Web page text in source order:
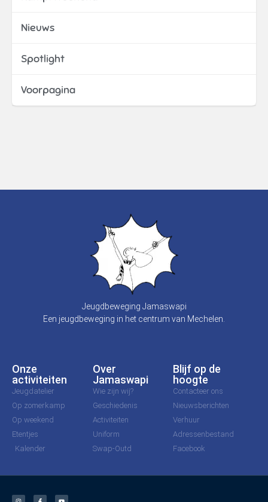
Nieuws
Spotlight
Voorpagina
Jeugdbeweging Jamaswapi
Een jeugdbeweging in het centrum van Mechelen.
Onze
activiteiten
Jeugdatelier
Op zomerkamp
Op weekend
Etentjes
Kalender
Over
Jamaswapi
Wie zijn wij?
Geschiedenis
Activiteiten
Uniform
Swap-Outd
Blijf op de
hoogte
Contacteer ons
Nieuwsberichten
Verhuur
Adressenbestand
Facebook